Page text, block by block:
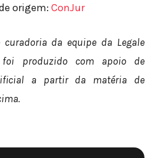
origem: ConJur
curadoria da equipe da Legale
foi produzido com apoio de
a partir da matéria de